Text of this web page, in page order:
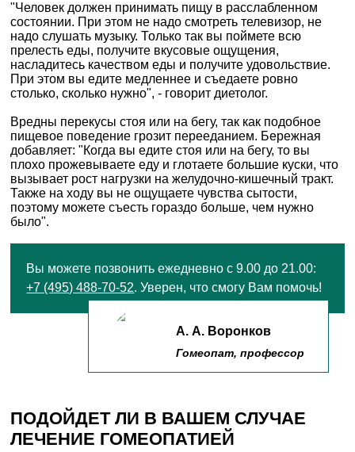
"Человек должен принимать пищу в расслабленном
состоянии. При этом не надо смотреть телевизор, не
надо слушать музыку. Только так вы поймете всю
прелесть еды, получите вкусовые ощущения,
насладитесь качеством еды и получите удовольствие.
При этом вы едите медленнее и съедаете ровно
столько, сколько нужно", - говорит диетолог.
Вредны перекусы стоя или на бегу, так как подобное
пищевое поведение грозит перееданием. Бережная
добавляет: "Когда вы едите стоя или на бегу, то вы
плохо прожевываете еду и глотаете большие куски, что
вызывает рост нагрузки на желудочно-кишечный тракт.
Также на ходу вы не ощущаете чувства сытости,
поэтому можете съесть гораздо больше, чем нужно
было".
Вы можете позвонить ежедневно с 9.00 до 21.00:
+7 (495) 488-70-52. Уверен, что смогу Вам помочь!
А. А. Воронков
Гомеопат, профессор
ПОДОЙДЕТ ЛИ В ВАШЕМ СЛУЧАЕ
ЛЕЧЕНИЕ ГОМЕОПАТИЕЙ